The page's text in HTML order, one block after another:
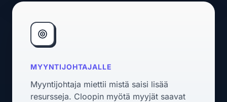
MYYNTIJOHTAJALLE
Myyntijohtaja miettii mistä saisi lisää
resursseja. Cloopin myötä myyjät saavat